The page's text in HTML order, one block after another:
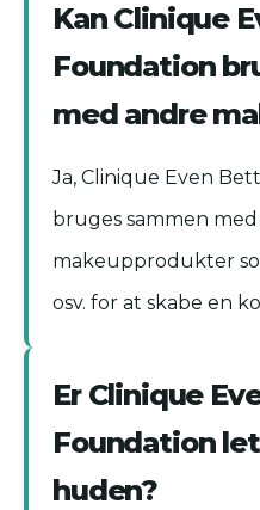
Kan Clinique
Foundation
med andre
Ja, Clinique Even
bruges sammen
makeupprodukter
osv. for at skabe en
Er Clinique
Foundation
huden?